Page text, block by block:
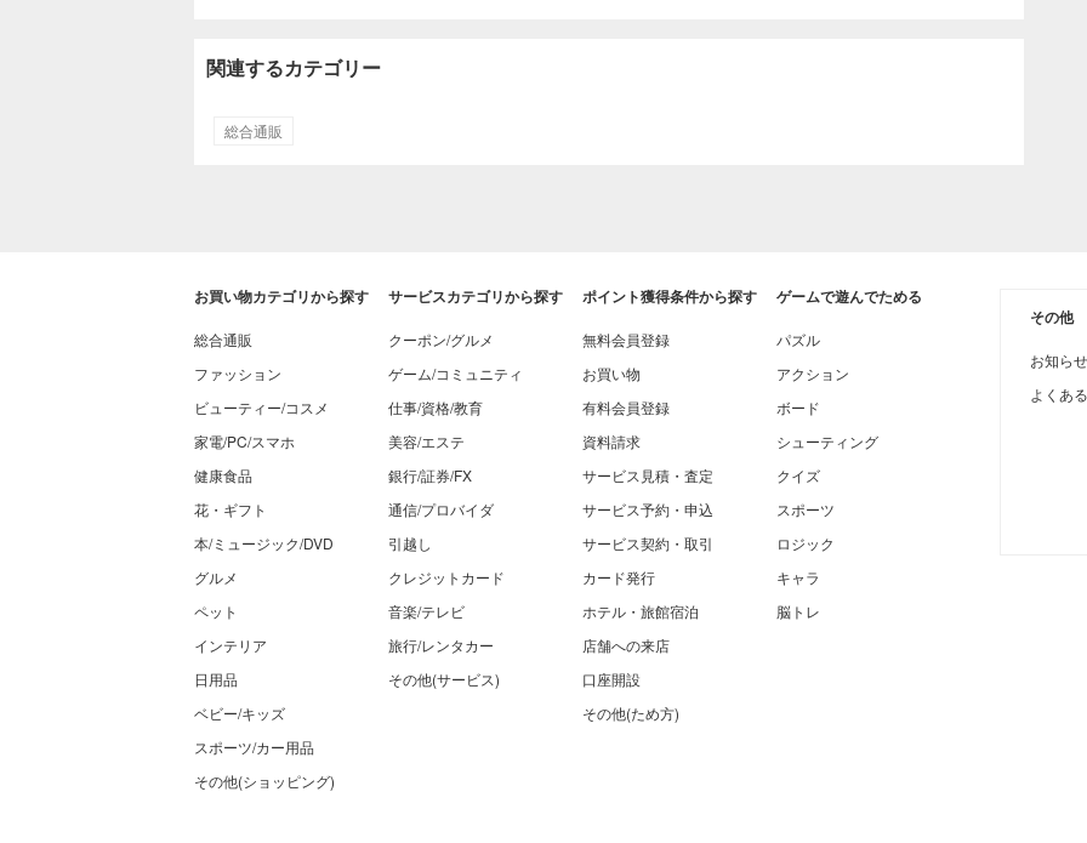
関連するカテゴリー
総合通販
お買い物カテゴリから探す
総合通販
ファッション
ビューティー/コスメ
家電/PC/スマホ
健康食品
花・ギフト
本/ミュージック/DVD
グルメ
ペット
インテリア
日用品
ベビー/キッズ
スポーツ/カー用品
その他(ショッピング)
サービスカテゴリから探す
クーポン/グルメ
ゲーム/コミュニティ
仕事/資格/教育
美容/エステ
銀行/証券/FX
通信/プロバイダ
引越し
クレジットカード
音楽/テレビ
旅行/レンタカー
その他(サービス)
ポイント獲得条件から探す
無料会員登録
お買い物
有料会員登録
資料請求
サービス見積・査定
サービス予約・申込
サービス契約・取引
カード発行
ホテル・旅館宿泊
店舗への来店
口座開設
その他(ため方)
ゲームで遊んでためる
パズル
アクション
ボード
シューティング
クイズ
スポーツ
ロジック
キャラ
脳トレ
その他
お知らせ
よくあ